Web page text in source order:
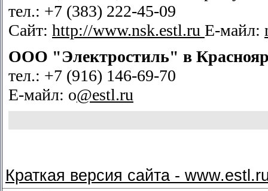
тел.: +7 (383) 222-45-09
Сайт: http://www.nsk.estl.ru Е-майл:
ООО "Электростиль" в
тел.: +7 (916) 146-69-70
Е-майл: o@estl.ru
Краткая версия сайта -